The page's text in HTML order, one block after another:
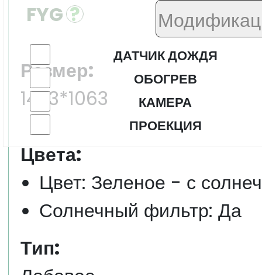
ДАТЧИК ДОЖДЯ
ОБОГРЕВ
КАМЕРА
ПРОЕКЦИЯ
FYG
Размер:
1423*1063
Цвета:
Цвет: Зеленое - с
Солнечный фильтр: Да
Тип: